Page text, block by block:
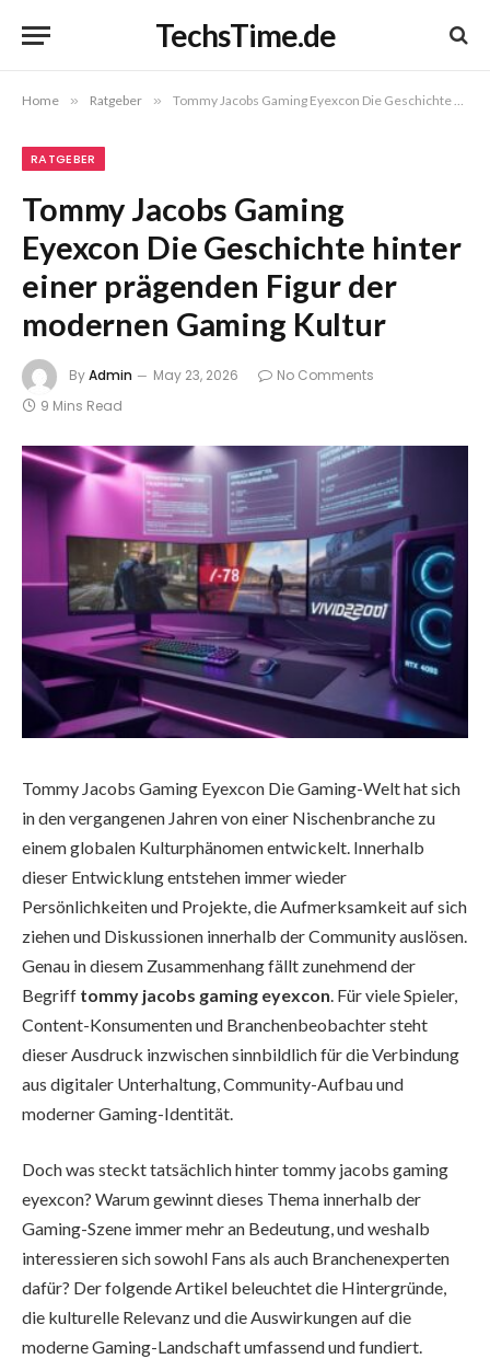
TechsTime.de
Home » Ratgeber » Tommy Jacobs Gaming Eyexcon Die Geschichte hinter einer prägenden Figur der modernen Gaming Kultur
RATGEBER
Tommy Jacobs Gaming
Eyexcon Die Geschichte hinter
einer prägenden Figur der
modernen Gaming Kultur
ByAdmin May 23, 2026
No Comments
9 Mins Read
Tommy Jacobs Gaming Eyexcon Die Gaming-Welt hat sich
in den vergangenen Jahren von einer Nischenbranche zu
einem globalen Kulturphänomen entwickelt. Innerhalb
dieser Entwicklung entstehen immer wieder
Persönlichkeiten und Projekte, die Aufmerksamkeit auf sich
ziehen und Diskussionen innerhalb der Community auslösen.
Genau in diesem Zusammenhang fällt zunehmend der
Begriff tommy jacobs gaming eyexcon . Für viele Spieler,
Content-Konsumenten und Branchenbeobachter steht
dieser Ausdruck inzwischen sinnbildlich für die Verbindung
aus digitaler Unterhaltung, Community-Aufbau und
moderner Gaming-Identität.
Doch was steckt tatsächlich hinter tommy jacobs gaming
eyexcon? Warum gewinnt dieses Thema innerhalb der
Gaming-Szene immer mehr an Bedeutung, und weshalb
interessieren sich sowohl Fans als auch Branchenexperten
dafür? Der folgende Artikel beleuchtet die Hintergründe,
die kulturelle Relevanz und die Auswirkungen auf die
moderne Gaming-Landschaft umfassend und fundiert.